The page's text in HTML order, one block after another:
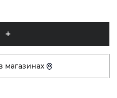
магазинах